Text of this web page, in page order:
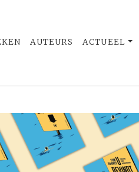
AUTEURS ACTUEEL